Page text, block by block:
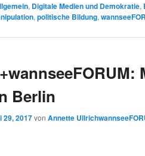
, Digitale Medien und Demokratie,
, politische Bildung,
Berlin
29, 2017von Annette